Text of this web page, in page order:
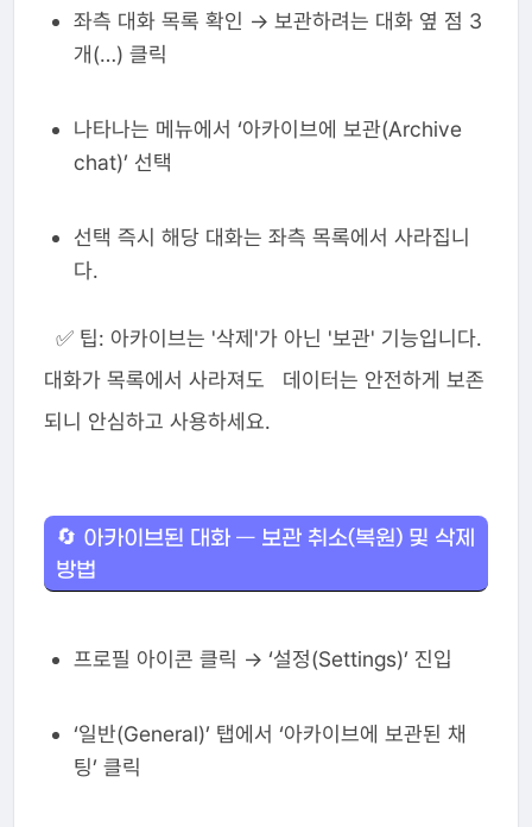
좌측 대화 목록 확인 → 보관하려는 대화 옆 점 3
개(…) 클릭
나타나는 메뉴에서 ‘아카이브에 보관(Archive
chat)’ 선택
선택 즉시 해당 대화는 좌측 목록에서 사라집니
다.
✅ 팁: 아카이브는 '삭제'가 아닌 '보관' 기능입니다.
대화가 목록에서 사라져도 데이터는 안전하게 보존
되니 안심하고 사용하세요.
🔄 아카이브된 대화 — 보관 취소(복원) 및 삭제
방법
프로필 아이콘 클릭 → ‘설정(Settings)’ 진입
‘일반(General)’ 탭에서 ‘아카이브에 보관된 채
팅’ 클릭